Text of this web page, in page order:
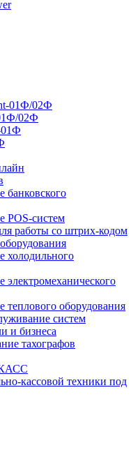
01Ф/02Ф
02Ф
банковского
POS-систем
работы со штрих-кодом
холодильного
оборудования
систем
и бизнеса
тахографов
кассовой техники под